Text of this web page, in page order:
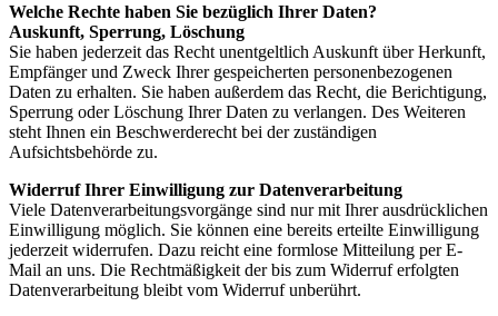
Welche Rechte haben Sie bezüglich Ihrer Daten?
Auskunft, Sperrung, Löschung
Sie haben jederzeit das Recht unentgeltlich Auskunft über Herkunft,
Empfänger und Zweck Ihrer gespeicherten personenbezogenen
Daten zu erhalten. Sie haben außerdem das Recht, die Berichtigung,
Sperrung oder Löschung Ihrer Daten zu verlangen. Des Weiteren
steht Ihnen ein Beschwerderecht bei der zuständigen
Aufsichtsbehörde zu.
Widerruf Ihrer Einwilligung zur Datenverarbeitung
Viele Datenverarbeitungsvorgänge sind nur mit Ihrer ausdrücklichen
Einwilligung möglich. Sie können eine bereits erteilte Einwilligung
jederzeit widerrufen. Dazu reicht eine formlose Mitteilung per E-
Mail an uns. Die Rechtmäßigkeit der bis zum Widerruf erfolgten
Datenverarbeitung bleibt vom Widerruf unberührt.